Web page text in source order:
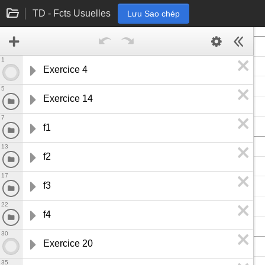
TD - Fcts Usuelles Lưu Sao chép
Exercice 4
1
Exercice 14
5
f1
7
f2
13
f3
17
f4
22
Exercice 20
30
35